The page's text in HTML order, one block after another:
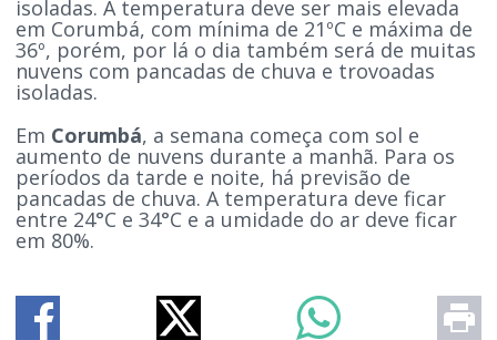
isoladas. A temperatura deve ser mais elevada
em Corumbá, com mínima de 21ºC e máxima de
36º, porém, por lá o dia também será de muitas
nuvens com pancadas de chuva e trovoadas
isoladas.
Em Corumbá, a semana começa com sol e
aumento de nuvens durante a manhã. Para os
períodos da tarde e noite, há previsão de
pancadas de chuva. A temperatura deve ficar
entre 24°C e 34°C e a umidade do ar deve ficar
em 80%.